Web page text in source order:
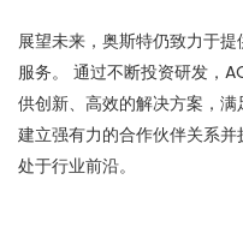
展望未来，奥斯特仍致力于
服务。 通过不断投资研发，
供创新、高效的解决方案，
建立强有力的合作伙伴关系
处于行业前沿。